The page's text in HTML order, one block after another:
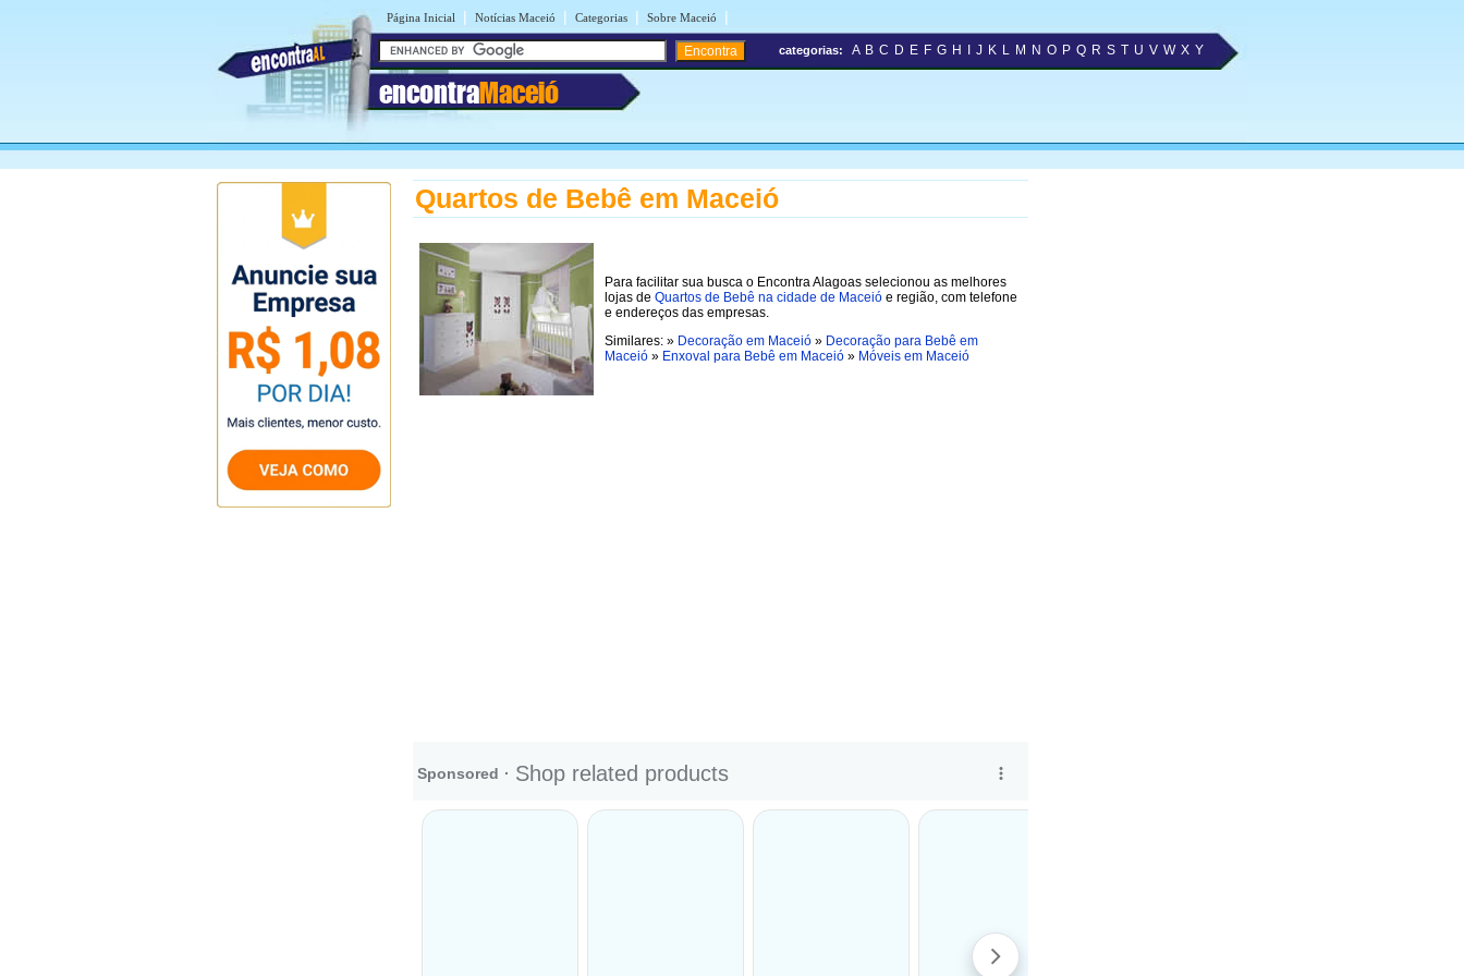
Página Inicial | Notícias Maceió | Categorias | Sobre Maceió |
encontraMaceió
categorias: A B C D E F G H J K L M N O P Q R S T U V W X Y
Quartos de Bebê em Maceió
Para facilitar sua busca o Encontra Alagoas selecionou as melhores
lojas de Quartos de Bebê na cidade de Maceió e região, com telefone
e endereços das empresas.
Similares: » Decoração em Maceió » Decoração para Bebê em
Maceió » Enxoval para Bebê em Maceió » Móveis em Maceió